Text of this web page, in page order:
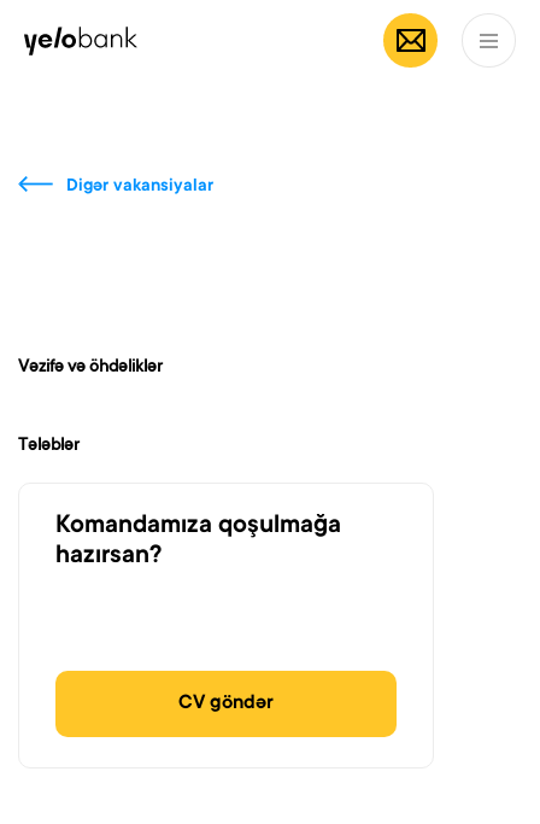
Fərdi Biznes
Digər vakansiyalar
Vəzifə və öhdəliklər
Tələblər
Komandamıza qoşulmağa
hazırsan?
CV göndər